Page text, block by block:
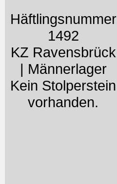
Häftlingsnummer
1492
KZ Ravensbrück
| Männerlager
Kein Stolperstein
vorhanden.